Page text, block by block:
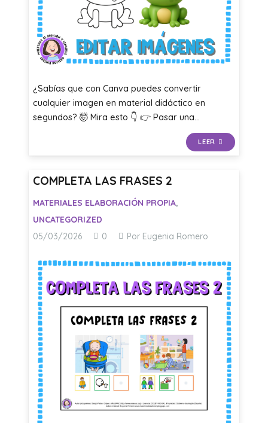
¿Sabías que con Canva puedes convertir
cualquier imagen en material didáctico en
segundos? 🤯 Mira esto 👇 👉 Pasar una…
LEER
COMPLETA LAS FRASES 2
MATERIALES ELABORACIÓN PROPIA,
UNCATEGORIZED
05/03/2026
0 Por Eugenia Romero